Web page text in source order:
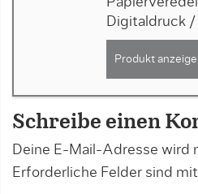
Digitaldruck
Produkt
Schreibe einen
Deine E-Mail-Adresse
Erforderliche Felder sind mit